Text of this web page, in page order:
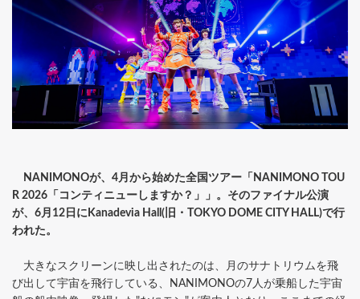
NANIMONOが、4月から始めた全国ツアー「NANIMONO TOU
R 2026「コンティニューしますか？」」。そのファイナル公演
が、6月12日にKanadevia Hall(旧・TOKYO DOME CITY HALL)で行
われた。
大きなスクリーンに映し出されたのは、月のサナトリウムを飛
び出して宇宙を飛行している、NANIMONOの7人が乗船した宇宙